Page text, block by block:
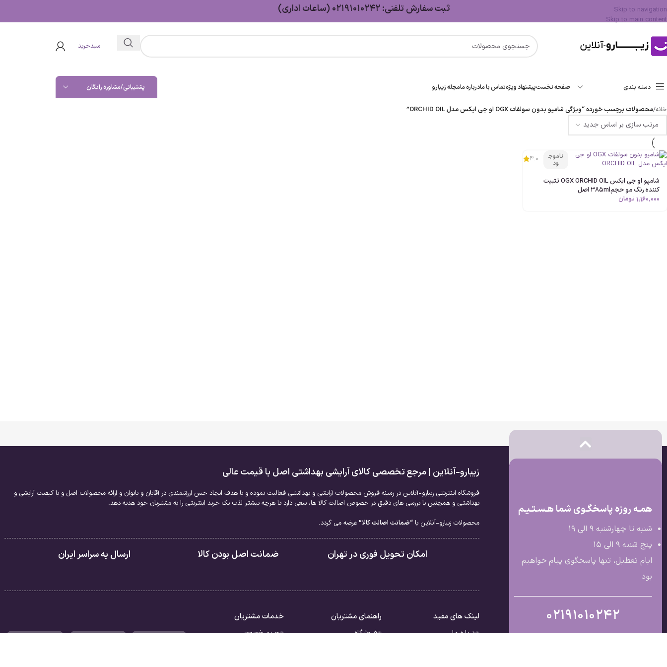
Skip to navigation
Skip to main content
ثبت سفارش تلفنی: 02191010242 (ساعات اداری)
سبدخرید
دسته بندی صفحه نخستپیشنهاد ویژهتماس با مادرباره مامجله زیبارو پشتیبانی/مشاوره رایگان
خانه/محصولات برچسب خورده “ویژگی شامپو بدون سولفات OGX او جي ايکس مدل ORCHID OIL”
ناموج
ود 4.0
شامپو او جی ايکس OGX ORCHID OIL تثبیت
کننده رنگ مو حجم385ml اصل
1،160،000 تومان
همـه روزه پاسخگـوی شما هـسـتـیـم
شنبه تا چهارشنبه 9 الی ۱۹
پنج شنبه 9 الی ۱۵
ایام تعطیل، تنها پاسخگوی پیام خواهیم
بود
02191010242
زیبارو-آنلاین | مرجع تخصصی کالای آرایشی بهداشتی اصل با قیمت عالی
فروشگاه اینترنتی زیبارو-آنلاین در زمینه فروش محصولات آرایشی و بهداشتی فعالیت نموده و با هدف ایجاد حس ارزشمندی در آقایان و بانوان و ارائه محصولات اصل و با کیفیت آرایشی و
بهداشتی و همچنین با بررسی های دقیق در خصوص اصالت کالا ها، سعی دارد تا هرچه بیشتر لذت یک خرید اینترنتی را به مشتریان خود هدیه دهد.
محصولات زیبارو-آنلاین با“ضمانت اصالت کالا” عرضه می گردد.
امکان تحویل فوری در تهران ضمانت اصل بودن کالا ارسال به سراسر ایران
لینک های مفید
درباره ما
راهنمای مشتریان
فروشگاه
خدمات مشتریان
حریم خصوصی